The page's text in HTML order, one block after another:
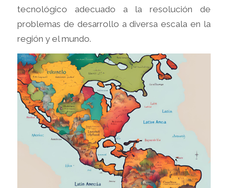
tecnológico adecuado a la resolución de
problemas de desarrollo a diversa escala en la
región y el mundo.